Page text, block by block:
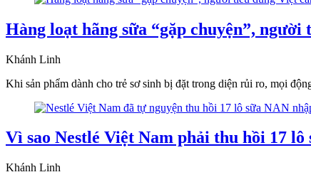
Hàng loạt hãng sữa “gặp chuyện”,
Khánh Linh
Khi sản phẩm dành cho trẻ sơ sinh bị đặt trong diện rủi ro, mọi
Vì sao Nestlé Việt Nam phải thu hồi 17 lô
Khánh Linh